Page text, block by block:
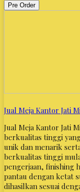
Pre Order
Jual Meja Kantor Jati
Jual Meja Kantor Jati
berkualitas tinggi
unik dan menarik
berkualitas tinggi
pengerjaan, finishing
pantau dengan ketat
dihasilkan sesuai